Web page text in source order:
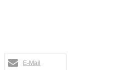
E-Mail